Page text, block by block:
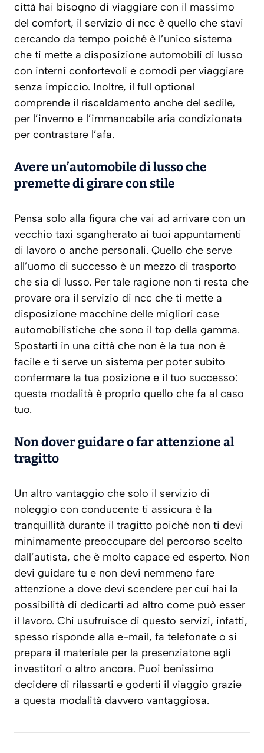
città hai bisogno di viaggiare con il massimo
del comfort, il servizio di ncc è quello che stavi
cercando da tempo poiché è l’unico sistema
che ti mette a disposizione automobili di lusso
con interni confortevoli e comodi per viaggiare
senza impiccio. Inoltre, il full optional
comprende il riscaldamento anche del sedile,
per l’inverno e l’immancabile aria condizionata
per contrastare l’afa.
Avere un’automobile di lusso che
premette di girare con stile
Pensa solo alla figura che vai ad arrivare con un
vecchio taxi sgangherato ai tuoi appuntamenti
di lavoro o anche personali. Quello che serve
all’uomo di successo è un mezzo di trasporto
che sia di lusso. Per tale ragione non ti resta che
provare ora il servizio di ncc che ti mette a
disposizione macchine delle migliori case
automobilistiche che sono il top della gamma.
Spostarti in una città che non è la tua non è
facile e ti serve un sistema per poter subito
confermare la tua posizione e il tuo successo:
questa modalità è proprio quello che fa al caso
tuo.
Non dover guidare o far attenzione al
tragitto
Un altro vantaggio che solo il servizio di
noleggio con conducente ti assicura è la
tranquillità durante il tragitto poiché non ti devi
minimamente preoccupare del percorso scelto
dall’autista, che è molto capace ed esperto. Non
devi guidare tu e non devi nemmeno fare
attenzione a dove devi scendere per cui hai la
possibilità di dedicarti ad altro come può esser
il lavoro. Chi usufruisce di questo servizi, infatti,
spesso risponde alla e-mail, fa telefonate o si
prepara il materiale per la presenziatone agli
investitori o altro ancora. Puoi benissimo
decidere di rilassarti e goderti il viaggio grazie
a questa modalità davvero vantaggiosa.